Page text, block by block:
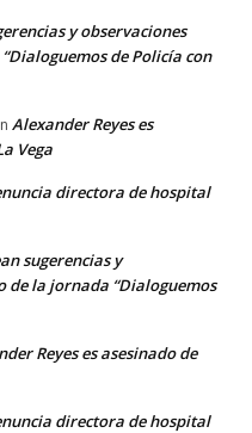
y observaciones
de Policía con
Alexander Reyes es
Vega
directora de hospital
sugerencias y
de la jornada “Dialoguemos
Reyes es asesinado de
directora de hospital